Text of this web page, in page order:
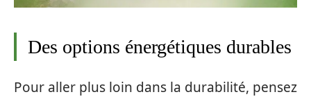
Des options énergétiques durables
Pour aller plus loin dans la durabilité, pensez